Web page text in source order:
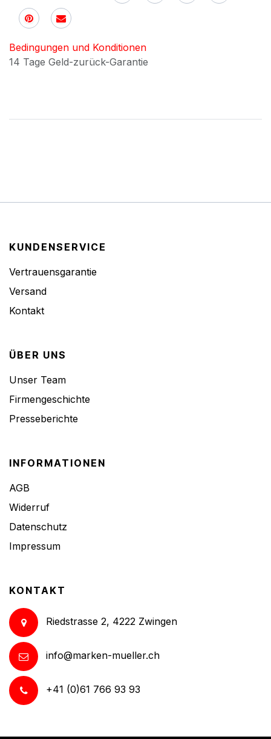
Bedingungen und Konditionen
14 Tage Geld-zurück-Garantie
KUNDENSERVICE
Vertrauensgarantie
Versand
Kontakt
ÜBER UNS
Unser Team
Firmengeschichte
Presseberichte
INFORMATIONEN
AGB
Widerruf
Datenschutz
Impressum
KONTAKT
Riedstrasse 2, 4222 Zwingen
info@marken-mueller.ch
+41 (0)61 766 93 93